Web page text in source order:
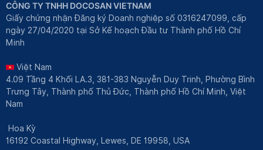
CÔNG TY TNHH DOCOSAN VIETNAM
Giấy chứng nhận Đăng ký Doanh nghiệp số 0316247099, cấp
ngày 27/04/2020 tại Sở Kế hoạch Đầu tư Thành phố Hồ Chí
Minh
Việt Nam
4.09 Tầng 4 Khối LA.3, 381-383 Nguyễn Duy Trinh, Phường Bình
Trưng Tây, Thành phố Thủ Đức, Thành phố Hồ Chí Minh, Việt
Nam
Hoa Kỳ
16192 Coastal Highway, Lewes, DE 19958, USA